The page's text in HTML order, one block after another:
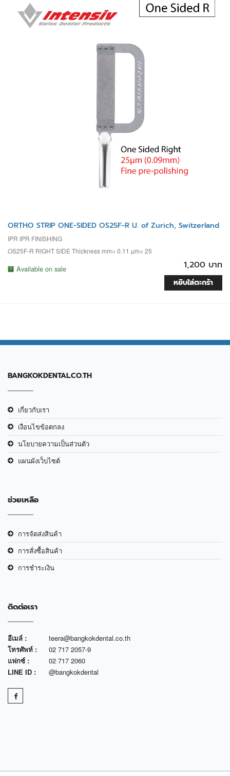
ORTHO STRIP ONE-SIDED OS25F-R U. of Zurich, Switzerland
IPR IPR FINISHING
OS25F-R RIGHT SIDE Thickness mm= 0.11 µm= 25
Available on sale 1,200 บาท
หยิบใส่ตะกร้า
BANGKOKDENTAL.CO.TH
เกี่ยวกับเรา
เงือนไขข้อตกลง
นโยบายความเป็นส่วนตัว
แผนผังเว็บไซต์
ช่วยเหลือ
การจัดส่งสินค้า
การสั่งซื้อสินค้า
การชำระเงิน
ติดต่อเรา
อีเมล์ :
teera@bangkokdental.co.th
โทรศัพท์ :
02 717 2057-9
แฟกซ์ :
02 717 2060
LINE ID :
@bangkokdental